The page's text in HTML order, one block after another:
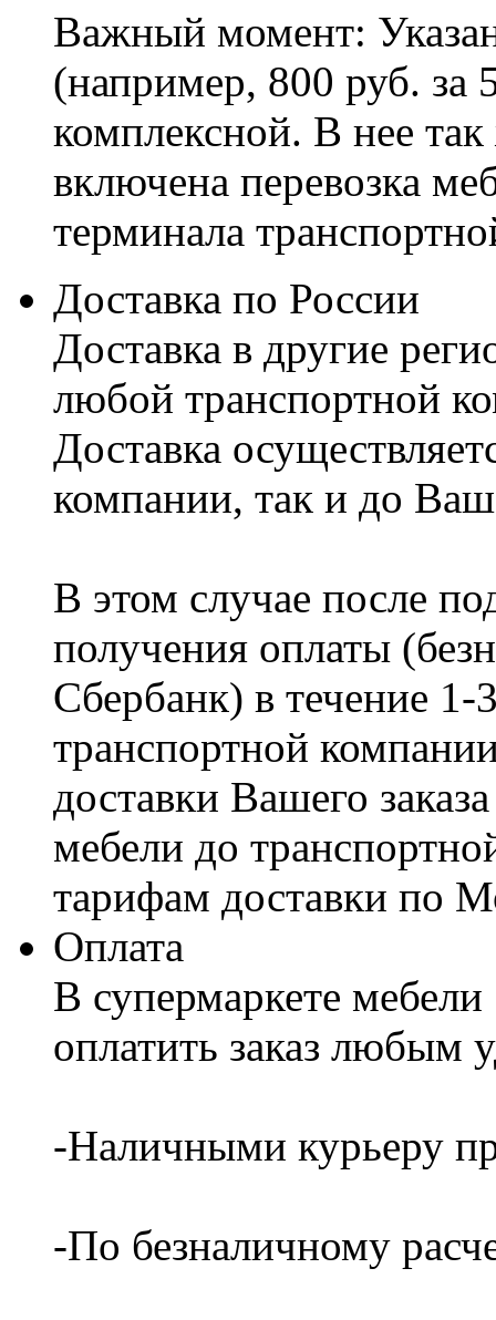
Важный момент:
(например, 800 руб. за
комплексной. В нее
включена перевозка
терминала
Доставка по России
Доставка в другие
любой транспортной
Доставка
компании, так и до
В этом случае после
получения оплаты
Сбербанк) в течение
транспортной
доставки Вашего
мебели до
тарифам доставки по
Оплата
В супермаркете
оплатить заказ любым
-Наличными курьеру
-По безналичному